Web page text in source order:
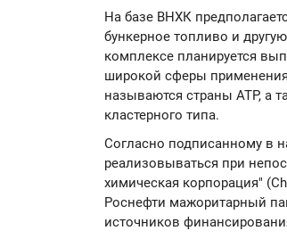
На базе ВНХК
бункерное топливо и
комплексе планируется
широкой сферы
называются страны АТР, а
кластерного типа.
Согласно подписанному в
реализовываться при
химическая корпорация"
Роснефти мажоритарный
источников